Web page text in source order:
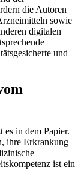
die Autoren
sowie
digitalen
und
es in dem Papier.
ihre Erkrankung
ist ein